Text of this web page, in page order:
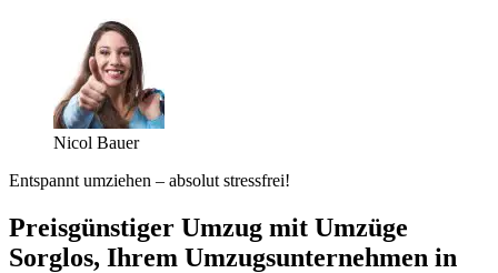
Nicol Bauer
Entspannt umziehen – absolut stressfrei!
Preisgünstiger Umzug mit Umzüge
Sorglos, Ihrem Umzugsunternehmen in